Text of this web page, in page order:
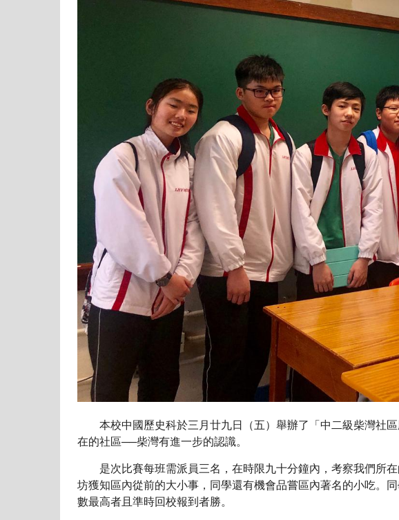
本校中國歷史科於三月廿九日（五）舉辦了「中二級柴灣社
在的社區──柴灣有進一步的認識。
是次比賽每班需派員三名，在時限九十分鐘內，考察我們所在
坊獲知區內從前的大小事，同學還有機會品嘗區內著名的小吃。
數最高者且準時回校報到者勝。